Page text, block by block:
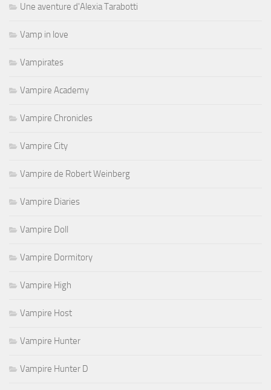
Une aventure d'Alexia Tarabotti
Vamp in love
Vampirates
Vampire Academy
Vampire Chronicles
Vampire City
Vampire de Robert Weinberg
Vampire Diaries
Vampire Doll
Vampire Dormitory
Vampire High
Vampire Host
Vampire Hunter
Vampire Hunter D